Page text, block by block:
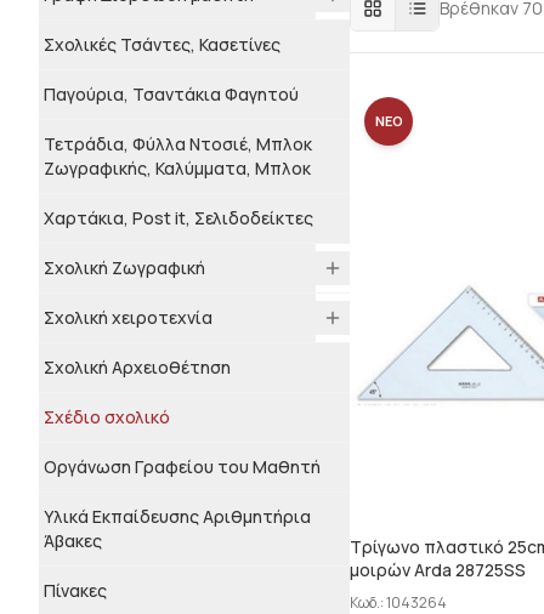
Σχολικές Τσάντες, Κασετίνες
Παγούρια, Τσαντάκια Φαγητού
Τετράδια, Φύλλα Ντοσιέ, Μπλοκ
Ζωγραφικής, Καλύμματα, Μπλοκ
Χαρτάκια, Post it, Σελιδοδείκτες
Σχολική Ζωγραφική
Σχολική χειροτεχνία
Σχολική Αρχειοθέτηση
Σχέδιο σχολικό
Οργάνωση Γραφείου του Μαθητή
Υλικά Εκπαίδευσης Αριθμητήρια
Άβακες
Πίνακες
Βρέθηκαν 70
ΝΕΟ
Τρίγωνο πλαστικό
μοιρών Arda 28725SS
Κωδ.:1043264